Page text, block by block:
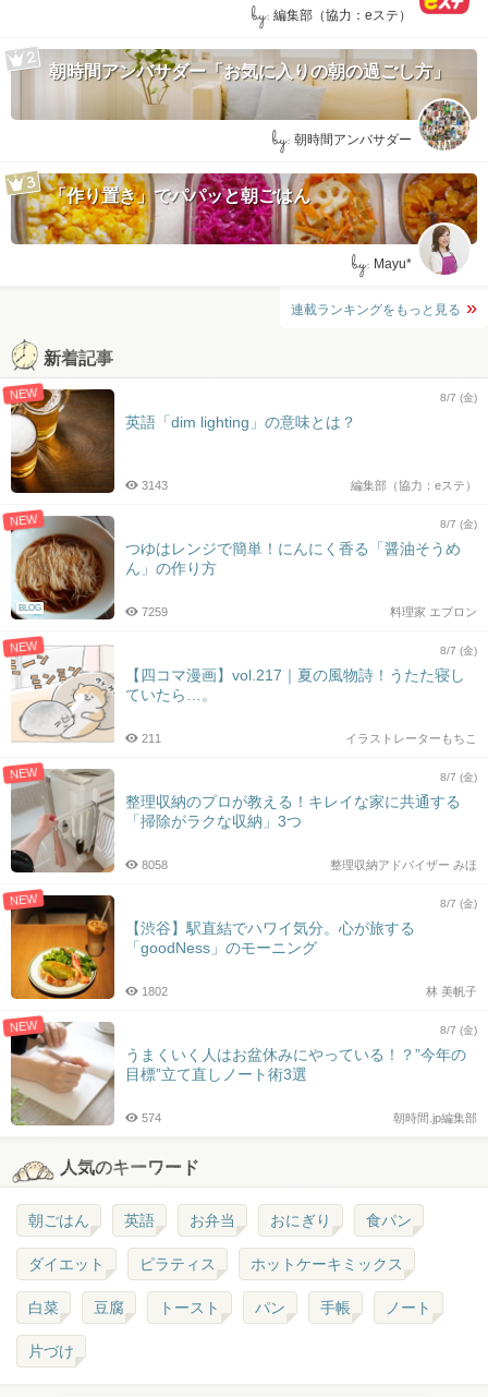
by: 編集部（協力：eステ）
朝時間アンバサダー「お気に入りの朝の過ごし方」
by: 朝時間アンバサダー
「作り置き」でパパッと朝ごはん
by: Mayu*
連載ランキングをもっと見る
新着記事
NEW 8/7 (金)
英語「dim lighting」の意味とは？
編集部（協力：eステ）
3143
NEW
BLOG
8/7 (金)
つゆはレンジで簡単！にんにく香る「醤油そうめ
ん」の作り方
料理家 エプロン
7259
NEW 8/7 (金)
【四コマ漫画】vol.217｜夏の風物詩！うたた寝し
ていたら…。
イラストレーターもちこ
211
NEW 8/7 (金)
整理収納のプロが教える！キレイな家に共通する
「掃除がラクな収納」3つ
整理収納アドバイザー みほ
8058
NEW 8/7 (金)
【渋谷】駅直結でハワイ気分。心が旅する
「goodNess」のモーニング
林 美帆子
1802
NEW 8/7 (金)
うまくいく人はお盆休みにやっている！？”今年の
目標”立て直しノート術3選
朝時間.jp編集部
574
人気のキーワード
朝ごはん 英語 お弁当 おにぎり 食パン
ダイエット ピラティス ホットケーキミックス
白菜 豆腐 トースト パン 手帳 ノート
片づけ